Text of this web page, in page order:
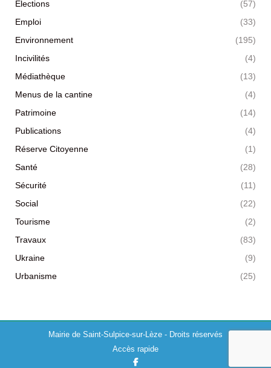
Elections
(57)
Emploi
(33)
Environnement
(195)
Incivilités
(4)
Médiathèque
(13)
Menus de la cantine
(4)
Patrimoine
(14)
Publications
(4)
Réserve Citoyenne
(1)
Santé
(28)
Sécurité
(11)
Social
(22)
Tourisme
(2)
Travaux
(83)
Ukraine
(9)
Urbanisme
(25)
Mairie de Saint-Sulpice-sur-Lèze - Droits réservés
Accès rapide